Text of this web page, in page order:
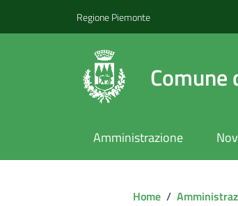
Regione Piemonte
Comune
Amministrazione
Home /